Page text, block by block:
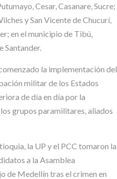
Cesar, Casanare, Sucre;
y San Vicente de Chucurí,
en el municipio de Tibú,
Santander.
la implementación del
militar de los Estados
de día en día por la
grupos paramilitares, aliados
la UP y el PCC tomaron la
a la Asamblea
de Medellín tras el crimen en